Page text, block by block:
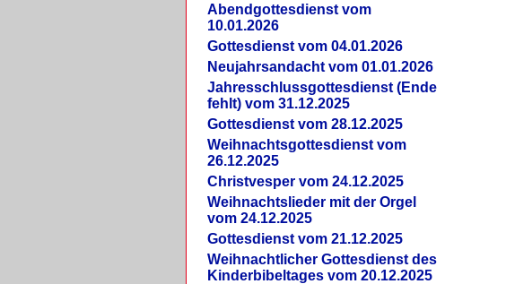
Abendgottesdienst vom
10.01.2026
Gottesdienst vom 04.01.2026
Neujahrsandacht vom 01.01.2026
Jahresschlussgottesdienst (Ende
fehlt) vom 31.12.2025
Gottesdienst vom 28.12.2025
Weihnachtsgottesdienst vom
26.12.2025
Christvesper vom 24.12.2025
Weihnachtslieder mit der Orgel
vom 24.12.2025
Gottesdienst vom 21.12.2025
Weihnachtlicher Gottesdienst des
Kinderbibeltages vom 20.12.2025